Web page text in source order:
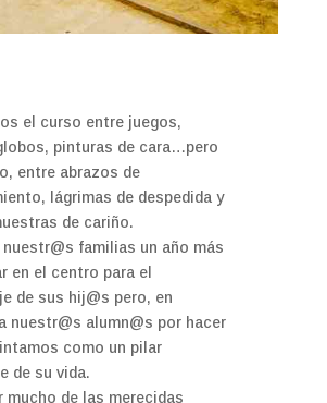
el curso entre juegos,
pinturas de cara…pero
entre abrazos de
lágrimas de despedida y
de cariño.
familias un año más
en el centro para el
de sus hij@s pero, en
nuestr@s alumn@s por hacer
como un pilar
de su vida.
mucho de las merecidas